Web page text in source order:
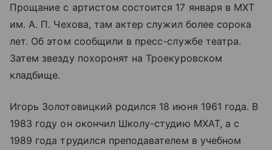
Прощание с артистом состоится 17 января в МХТ
им. А. П. Чехова, там актер служил более сорока
лет. Об этом сообщили в пресс-службе театра.
Затем звезду похоронят на Троекуровском
кладбище.
Игорь Золотовицкий родился 18 июня 1961 года. В
1983 году он окончил Школу-студию МХАТ, а с
1989 года трудился преподавателем в учебном